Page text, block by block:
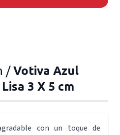
/Votiva Azul
3 X 5 cm
con un toque de